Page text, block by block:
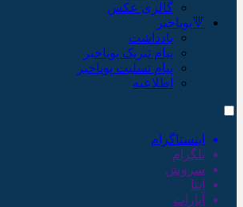
گالری عکس
🔻پویاخبر
یادداشت
پیام تبریک پویاخبر
پیام تسلیت پویاخبر
اطلاعیه
اینستاگرام
تلگرام
سروش
ایتا
آپارات